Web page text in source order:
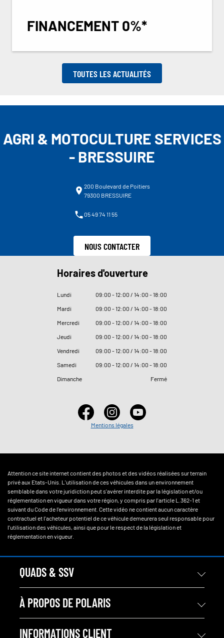
FINANCEMENT 0%*
TOUTES LES ACTUALITÉS
AGRI & MOTOCULTURE SERVICES
- BRESSUIRE
200 Boulevard de Poitiers
79300 BRESSUIRE
05 49 74 11 55
NOUS CONTACTER
Horaires d'ouverture
Lundi 09:00 - 12:00 / 14:00 - 18:00
Mardi
09:00 - 12:00 / 14:00 - 18:00
Mercredi
09:00 - 12:00 / 14:00 - 18:00
Jeudi
09:00 - 12:00 / 14:00 - 18:00
Vendredi
09:00 - 12:00 / 14:00 - 18:00
Samedi
09:00 - 12:00 / 14:00 - 18:00
Dimanche
Fermé
Mentions légales
Attention ce site internet contient des photos et des vidéos réalisées sur terrain
privé aux Etats-Unis. L'utilisation de ces véhicules dans un environnement
semblable dans votre juridiction peut s'avérer interdite par la législation et/ou
réglementation en vigueur dans votre région, y compris par l'article L.362-1 et
suivant du Code de l'environnement. Cette vidéo ne contient aucun caractère
contractuel et l'acheteur potentiel de ce véhicule demeurera seul responsable pour
l'utilisation des véhicules, ainsi que pour le respect de la législation et
réglementation en vigueur.
QUADS & SSV
À PROPOS DE POLARIS
INFORMATIONS CLIENT